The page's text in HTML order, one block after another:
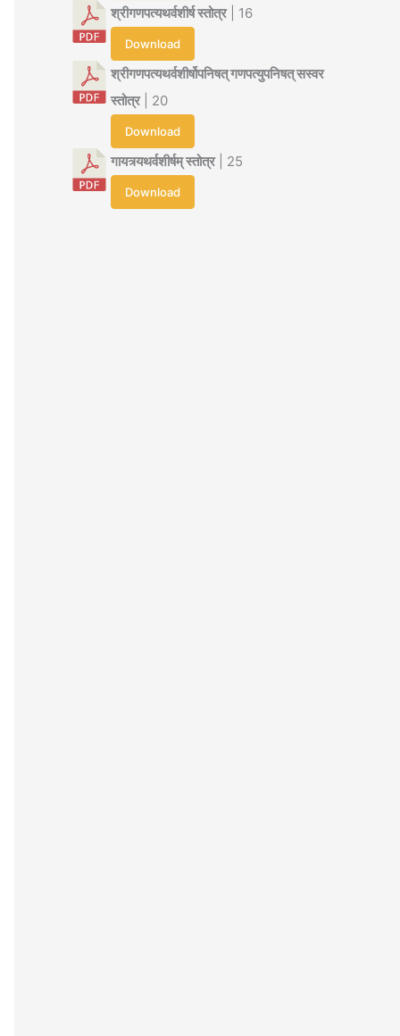
श्रीगणपत्यथर्वशीर्ष स्तोत्र| 16
Download
श्रीगणपत्यथर्वशीर्षोपनिषत् गणपत्युपनिषत् सस्वर
स्तोत्र| 20
Download
गायत्र्यथर्वशीर्षम् स्तोत्र| 25
Download